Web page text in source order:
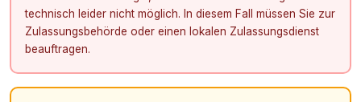
technisch leider nicht möglich. In diesem Fall müssen Sie zur
Zulassungsbehörde oder einen lokalen Zulassungsdienst
beauftragen.